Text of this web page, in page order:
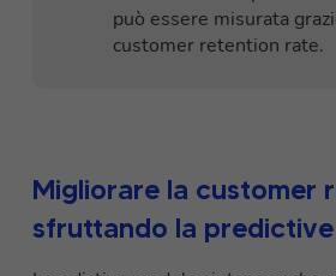
può essere misurata
customer retention rate.
Migliorare la customer
sfruttando la predictive